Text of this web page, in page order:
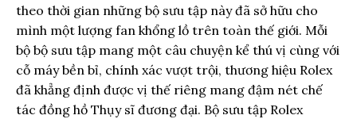
theo thời gian những bộ sưu tập này đã sở hữu cho
mình một lượng fan khổng lồ trên toàn thế giới. Mỗi
bộ bộ sưu tập mang một câu chuyện kể thú vị cùng với
cỗ máy bền bỉ, chính xác vượt trội, thương hiệu Rolex
đã khẳng định được vị thế riêng mang đậm nét chế
tác đồng hồ Thụy sĩ đương đại. Bộ sưu tập Rolex